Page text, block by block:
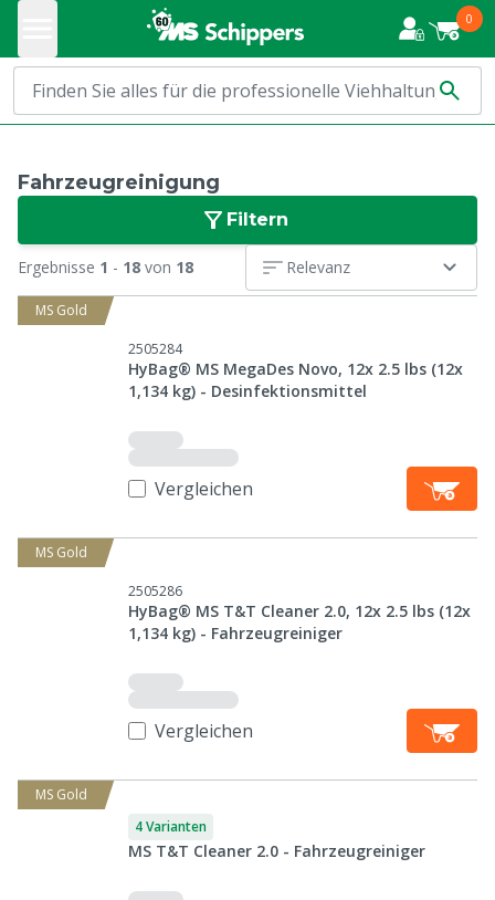
0
Fahrzeugreinigung
Filtern
Ergebnisse 1 - 18 von 18 Relevanz
MS Gold
2505284
HyBag® MS MegaDes Novo, 12x 2.5 lbs (12x
1,134 kg) - Desinfektionsmittel
Vergleichen
MS Gold
2505286
HyBag® MS T&T Cleaner 2.0, 12x 2.5 lbs (12x
1,134 kg) - Fahrzeugreiniger
Vergleichen
MS Gold
4 Varianten
MS T&T Cleaner 2.0 - Fahrzeugreiniger